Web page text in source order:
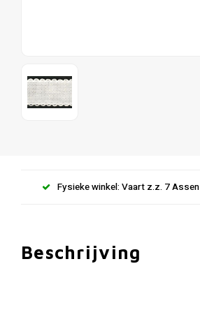
Fysieke winkel: Vaart z.z. 7 Assen
Beschrijving